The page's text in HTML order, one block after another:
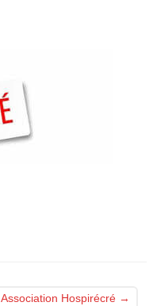
Association Hospirécré →